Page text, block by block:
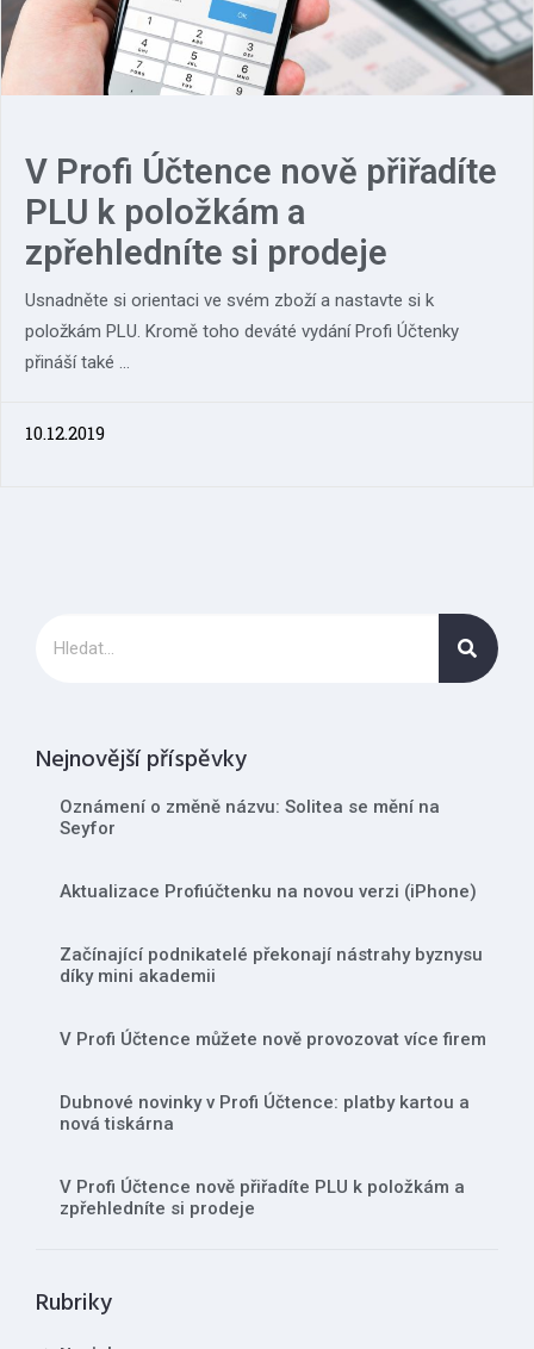
V Profi Účtence nově přiřadíte
PLU k položkám a
zpřehledníte si prodeje
Usnadněte si orientaci ve svém zboží a nastavte si k
položkám PLU. Kromě toho deváté vydání Profi Účtenky
přináší také ...
10.12.2019
Nejnovější příspěvky
Oznámení o změně názvu: Solitea se mění na
Seyfor
Aktualizace Profiúčtenku na novou verzi (iPhone)
Začínající podnikatelé překonají nástrahy byznysu
díky mini akademii
V Profi Účtence můžete nově provozovat více firem
Dubnové novinky v Profi Účtence: platby kartou a
nová tiskárna
V Profi Účtence nově přiřadíte PLU k položkám a
zpřehledníte si prodeje
Rubriky